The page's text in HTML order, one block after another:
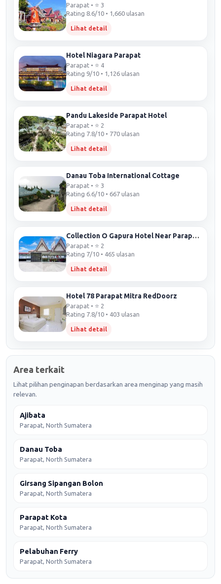
Parapat • ⭐ 3
Rating 8.6/10 • 1,660 ulasan
Lihat detail
Hotel Niagara Parapat
Parapat • ⭐ 4
Rating 9/10 • 1,126 ulasan
Lihat detail
Pandu Lakeside Parapat Hotel
Parapat • ⭐ 2
Rating 7.8/10 • 770 ulasan
Lihat detail
Danau Toba International Cottage
Parapat • ⭐ 3
Rating 6.6/10 • 667 ulasan
Lihat detail
Collection O Gapura Hotel Near Parapat Penatapan Danau Toba
Parapat • ⭐ 2
Rating 7/10 • 465 ulasan
Lihat detail
Hotel 78 Parapat Mitra RedDoorz
Parapat • ⭐ 2
Rating 7.8/10 • 403 ulasan
Lihat detail
Area terkait
Lihat pilihan penginapan berdasarkan area menginap yang masih
relevan.
Ajibata
Parapat, North Sumatera
Danau Toba
Parapat, North Sumatera
Girsang Sipangan Bolon
Parapat, North Sumatera
Parapat Kota
Parapat, North Sumatera
Pelabuhan Ferry
Parapat, North Sumatera